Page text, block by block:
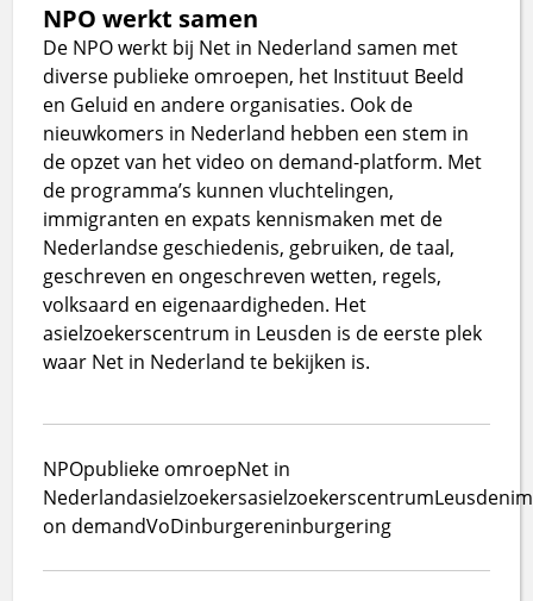
NPO werkt samen
De NPO werkt bij Net in Nederland samen met
diverse publieke omroepen, het Instituut Beeld
en Geluid en andere organisaties. Ook de
nieuwkomers in Nederland hebben een stem in
de opzet van het video on demand-platform. Met
de programma’s kunnen vluchtelingen,
immigranten en expats kennismaken met de
Nederlandse geschiedenis, gebruiken, de taal,
geschreven en ongeschreven wetten, regels,
volksaard en eigenaardigheden. Het
asielzoekerscentrum in Leusden is de eerste plek
waar Net in Nederland te bekijken is.
NPOpublieke omroepNet in
NederlandasielzoekersasielzoekerscentrumLeusden
on demandVoDinburgereninburgering